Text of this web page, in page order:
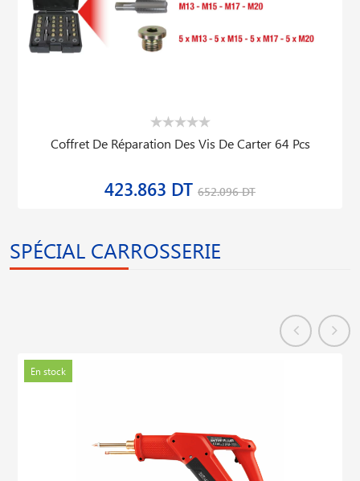
Coffret De Réparation Des Vis De Carter 64 Pcs
423.863 DT 652.096 DT
SPÉCIAL CARROSSERIE
En stock